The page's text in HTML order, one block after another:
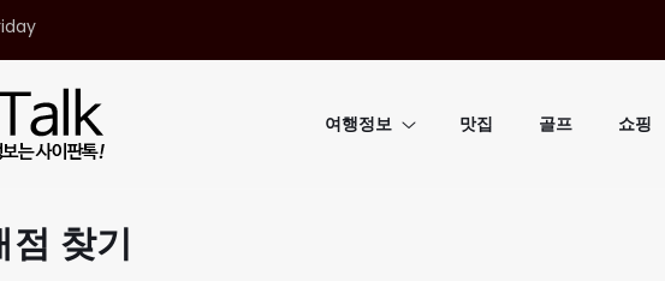
여행정보 맛집 골프 쇼핑
점 찾기